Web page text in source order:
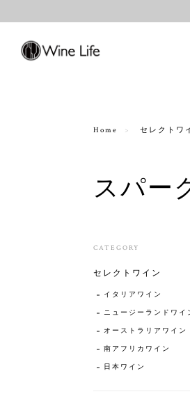
Home セレクトワ
スパー
CATEGORY
セレクトワイン
イタリアワイン
ニュージーランドワイ
オーストラリアワイン
南アフリカワイン
日本ワイン